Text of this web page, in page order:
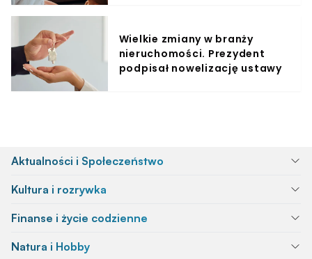
Wielkie zmiany w branży
nieruchomości. Prezydent
podpisał nowelizację ustawy
Aktualności i Społeczeństwo
Kultura i rozrywka
Finanse i życie codzienne
Natura i Hobby